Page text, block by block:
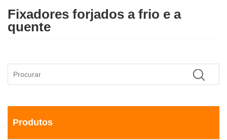
Fixadores forjados a frio e a
quente
Produtos